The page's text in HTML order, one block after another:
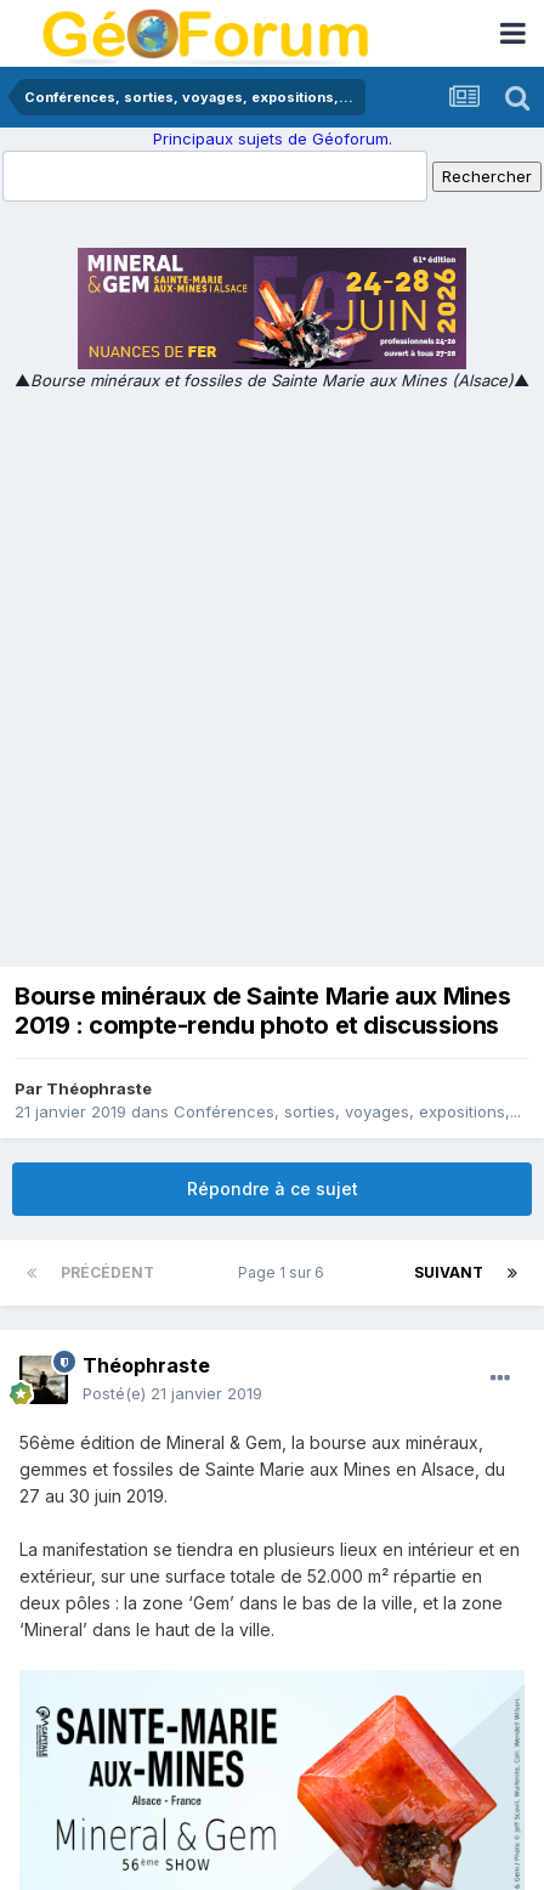
Conférences, sorties, voyages, expositions,...
Principaux sujets de Géoforum.
▲Bourse minéraux et fossiles de Sainte Marie aux Mines (Alsace)▲
Bourse minéraux de Sainte Marie aux Mines
2019 : compte-rendu photo et discussions
Par Théophraste
21 janvier 2019 dans Conférences, sorties, voyages, expositions,...
Répondre à ce sujet
PRÉCÉDENT SUIVANT
Page 1 sur 6
Théophraste
Posté(e) 21 janvier 2019
56ème édition de Mineral & Gem, la bourse aux minéraux,
gemmes et fossiles de Sainte Marie aux Mines en Alsace, du
27 au 30 juin 2019.
La manifestation se tiendra en plusieurs lieux en intérieur et en
extérieur, sur une surface totale de 52.000 m² répartie en
deux pôles : la zone ‘Gem’ dans le bas de la ville, et la zone
‘Mineral’ dans le haut de la ville.